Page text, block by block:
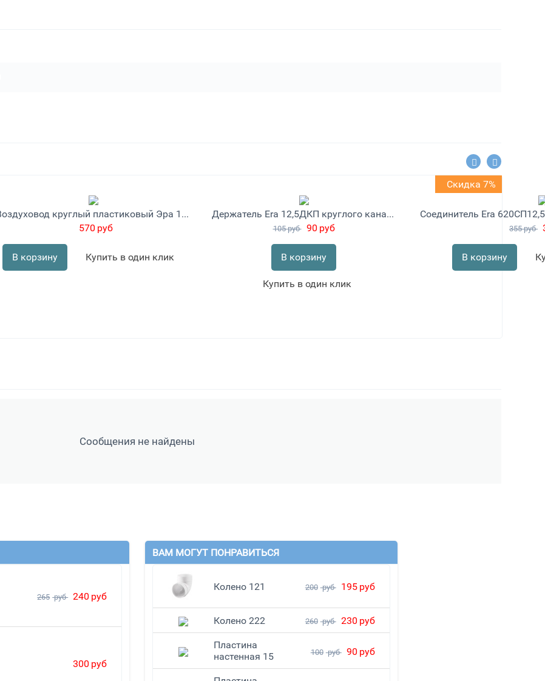
Воздуховод круглый пластиковый Эра 12,5ВП1
570 руб
В корзину Купить в один клик
Скидка 14%
Держатель Era 12,5ДКП круглого канала 125
105 руб 90 руб
В корзину
Купить в один клик
Скидка 7%
355 руб
В корзину
Сообщения не найдены
265 руб 240 руб
300 руб
ВАМ МОГУТ ПОНРАВИТЬСЯ
Колено 121 200 руб 195 руб
Колено 222 260 руб 230 руб
Пластина
настенная 15
100 руб 90 руб